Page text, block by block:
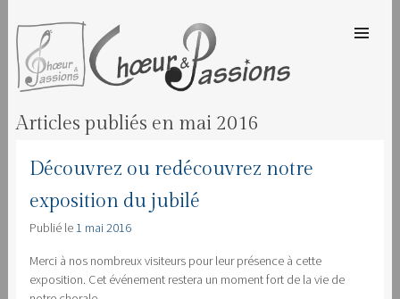
CONTENT
Articles publiés en mai 2016
Découvrez ou redécouvrez notre
exposition du jubilé
Publié le 1 mai 2016
Merci à nos nombreux visiteurs pour leur présence à cette
exposition. Cet événement restera un moment fort de la vie de